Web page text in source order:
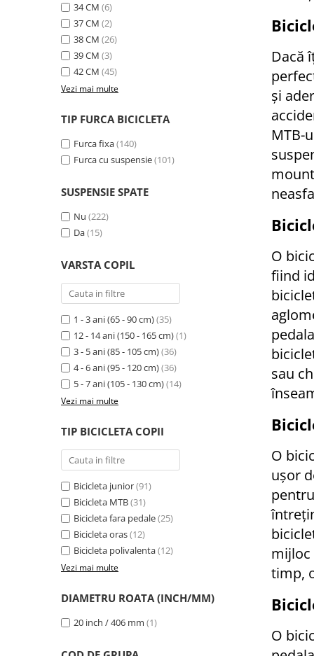
Imbracaminte ciclism copii
Trotinete electrice
Accesorii trotinete electrice
Scaune
Genti Transport
Sistem antifurt
Suport telefon
Stickere reflectorizate
Casti protectie
Sonerii
Cauciucuri si camere
Cauciucuri pline
Cauciucuri tubeless
Componente electrice
Acumulatori
Incarcatoare
Manete acceleratie
Faruri si lumini
Butoane si conectori
Cabluri si mufe
34 CM (6)
37 CM (2)
38 CM (26)
39 CM (3)
42 CM (45)
Vezi mai multe
TIP FURCA BICICLETA
Furca fixa(140)
Furca cu suspensie(101)
SUSPENSIE SPATE
Nu (222)
Da(15)
VARSTA COPIL
1 - 3 ani (65 - 90 cm)(35)
12 - 14 ani (150 - 165 cm)(1)
3 - 5 ani (85 - 105 cm)(36)
4 - 6 ani (95 - 120 cm)(36)
5 - 7 ani (105 - 130 cm)(14)
Vezi mai multe
TIP BICICLETA COPII
Bicicleta junior(91)
Bicicleta MTB(31)
Bicicleta fara pedale(25)
Bicicleta oras(12)
Bicicleta polivalenta(12)
Vezi mai multe
DIAMETRU ROATA (INCH/MM)
20 inch / 406 mm (1)
Dacă
și
MTB-
O
fiind
sau
O
ușor
mijloc
timp,
O